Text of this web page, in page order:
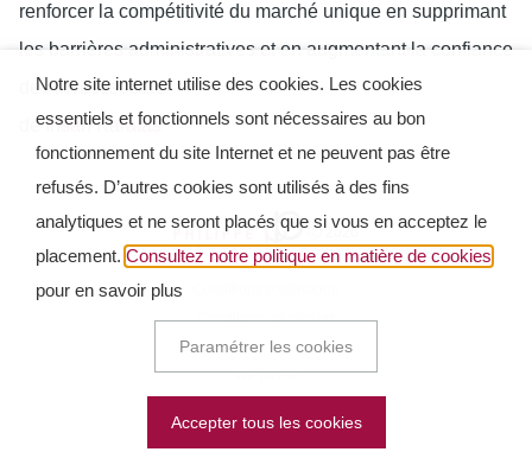
renforcer la compétitivité du marché unique en supprimant
les barrières administratives et en augmentant la confiance
des investisseurs.
deIhsan Karatas
Ⓒ 2026
Conditions générales
Cookie Policy
Vie privée
Site Web par
Notre site internet utilise des cookies. Les cookies
essentiels et fonctionnels sont nécessaires au bon
fonctionnement du site Internet et ne peuvent pas être
refusés. D’autres cookies sont utilisés à des fins
analytiques et ne seront placés que si vous en acceptez le
placement. Consultez notre politique en matière de cookies
pour en savoir plus
Paramétrer les cookies
Accepter tous les cookies